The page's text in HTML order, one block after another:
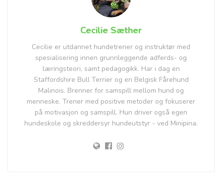
Cecilie Sæther
Cecilie er utdannet hundetrener og instruktør med
spesialisering innen grunnleggende adferds- og
læringsteori, samt pedagogikk. Har i dag en
Staffordshire Bull Terrier og en Belgisk Fårehund
Malinois. Brenner for samspill mellom hund og
menneske. Trener med positive metoder og fokuserer
på motivasjon og samspill. Hun driver også egen
hundeskole og skreddersyr hundeutstyr - ved Minipina.